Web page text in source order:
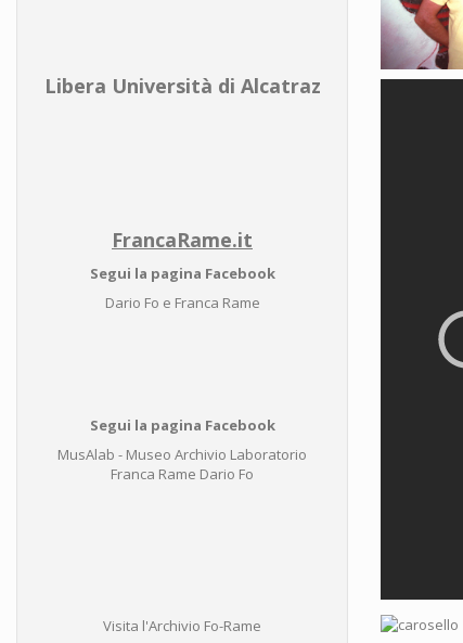
Libera Università di Alcatraz
FrancaRame.it
Segui la pagina Facebook
Dario Fo e Franca Rame
Segui la pagina Facebook
MusAlab - Museo Archivio Laboratorio
Franca Rame Dario Fo
Visita l'Archivio Fo-Rame